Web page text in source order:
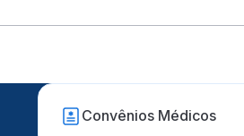
Convênios Médicos